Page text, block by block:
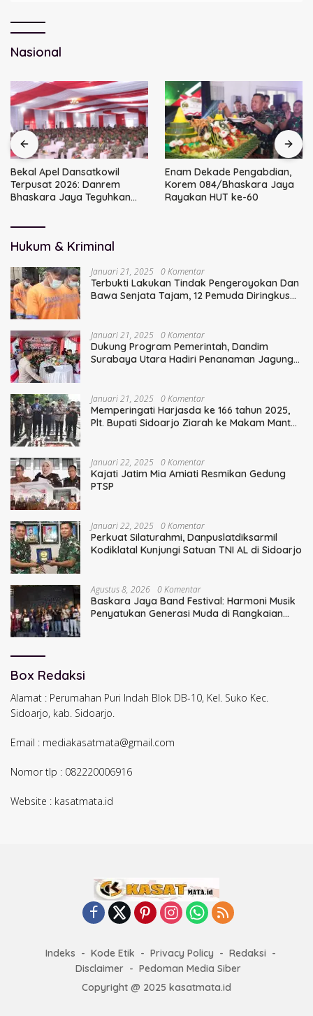
Nasional
Bekal Apel Dansatkowil
Terpusat 2026: Danrem
Bhaskara Jaya Teguhkan
Enam Dekade Pengabdian,
Korem 084/Bhaskara Jaya
Rayakan HUT ke-60
Hukum & Kriminal
Januari 21, 2025 0 Komentar
Terbukti Lakukan Tindak Pengeroyokan Dan
Bawa Senjata Tajam, 12 Pemuda Diringkus
Januari 21, 2025 0 Komentar
Dukung Program Pemerintah, Dandim
Surabaya Utara Hadiri Penanaman Jagung
Januari 21, 2025 0 Komentar
Memperingati Harjasda ke 166 tahun 2025,
Plt. Bupati Sidoarjo Ziarah ke Makam Mantan
Januari 22, 2025 0 Komentar
Kajati Jatim Mia Amiati Resmikan Gedung
PTSP
Januari 22, 2025 0 Komentar
Perkuat Silaturahmi, Danpuslatdiksarmil
Kodiklatal Kunjungi Satuan TNI AL di Sidoarjo
Agustus 8, 2026 0 Komentar
Baskara Jaya Band Festival: Harmoni Musik
Penyatukan Generasi Muda di Rangkaian
Box Redaksi
Alamat : Perumahan Puri Indah Blok DB-10, Kel. Suko Kec.
Sidoarjo, kab. Sidoarjo.
Email : mediakasatmata@gmail.com
Nomor tlp : 082220006916
Website : kasatmata.id
Indeks Kode Etik Privacy Policy
Redaksi
Disclaimer
Pedoman Media Siber
Copyright @ 2025 kasatmata.id